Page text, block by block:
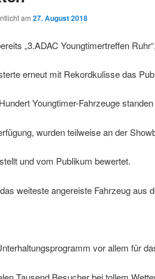
am 27. August 2018
„3.ADAC Youngtimertreffen
erneut mit Rekordkulisse das
Youngtimer-Fahrzeuge
wurden teilweise an der
und vom Publikum bewertet.
weiteste angereiste Fahrzeug aus
vor allem für